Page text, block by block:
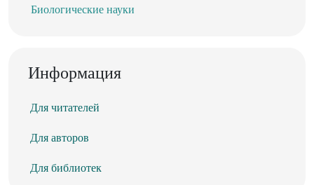
Биологические науки
Информация
Для читателей
Для авторов
Для библиотек